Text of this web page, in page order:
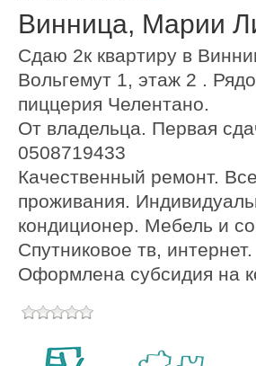
Винница, Марии
Сдаю 2к квартиру в
Вольгемут 1, этаж 2 .
пиццерия Челентано.
От владельца. Первая
0508719433
Качественный ремонт.
проживания.
кондиционер. Мебель и
Спутниковое тв,
Оформлена субсидия на